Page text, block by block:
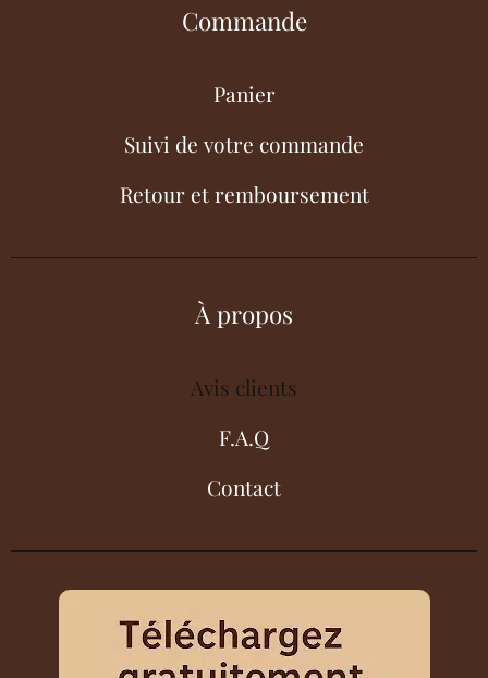
Commande
Panier
Suivi de votre commande
Retour et remboursement
À propos
Avis clients
F.A.Q
Contact